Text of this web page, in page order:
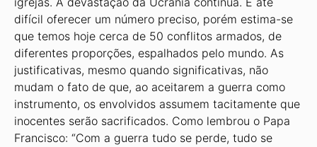
difícil oferecer um número preciso, porém estima-se
que temos hoje cerca de 50 conflitos armados, de
diferentes proporções, espalhados pelo mundo. As
justificativas, mesmo quando significativas, não
mudam o fato de que, ao aceitarem a guerra como
instrumento, os envolvidos assumem tacitamente que
inocentes serão sacrificados. Como lembrou o Papa
Francisco: “Com a guerra tudo se perde, tudo se